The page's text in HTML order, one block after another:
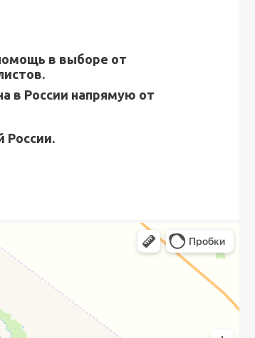
в выборе от
в России напрямую от
России.